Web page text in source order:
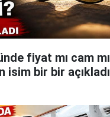
fiyat mı cam mı
isim bir bir açıkladı